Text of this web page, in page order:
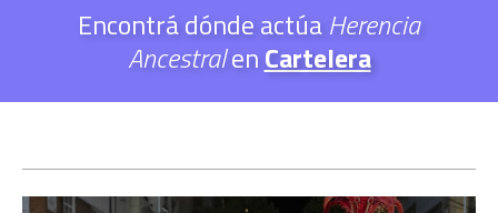
Encontrá dónde actúaHerencia
AncestralenCartelera